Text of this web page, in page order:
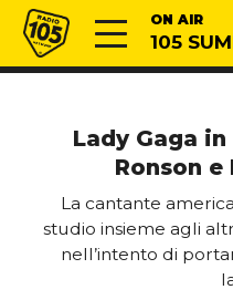
Vai al contenuto
Radio 105 ON AIR
105
Lady Gaga
Ronson e
La cantante
studio insieme agli
nell’intento di